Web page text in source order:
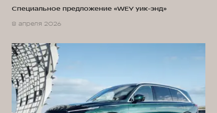
Специальное предложение «WEY уик-энд»
8 апреля 2026